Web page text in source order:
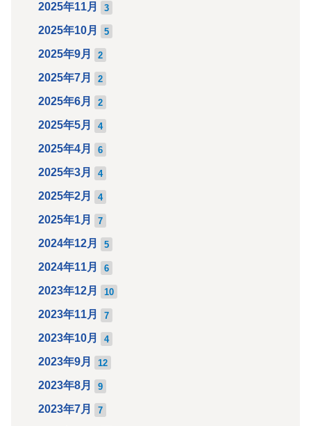
2025年11月 3
2025年10月 5
2025年9月 2
2025年7月 2
2025年6月 2
2025年5月 4
2025年4月 6
2025年3月 4
2025年2月 4
2025年1月 7
2024年12月 5
2024年11月 6
2023年12月 10
2023年11月 7
2023年10月 4
2023年9月 12
2023年8月 9
2023年7月 7